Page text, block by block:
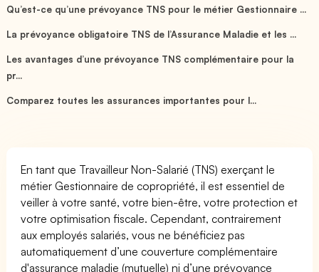
Qu’est-ce qu’une prévoyance TNS pour le métier Gestionnaire ...
La prévoyance obligatoire TNS de l’Assurance Maladie et les ...
Les avantages d’une prévoyance TNS complémentaire pour la
pr...
Comparez toutes les assurances importantes pour l...
En tant que Travailleur Non-Salarié (TNS) exerçant le
métier Gestionnaire de copropriété, il est essentiel de
veiller à votre santé, votre bien-être, votre protection et
votre optimisation fiscale. Cependant, contrairement
aux employés salariés, vous ne bénéficiez pas
automatiquement d’une couverture complémentaire
d'assurance maladie (mutuelle) ni d’une prévoyance